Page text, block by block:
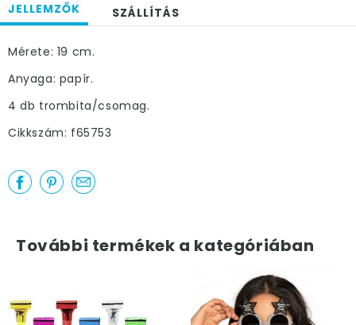
JELLEMZŐK SZÁLLÍTÁS
Mérete: 19 cm.
Anyaga: papír.
4 db trombita/csomag.
Cikkszám: f65753
További termékek a kategóriában